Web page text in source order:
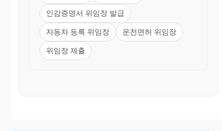
인감증명서 위임장 발급
자동차 등록 위임장 운전면허 위임장
위임장 제출